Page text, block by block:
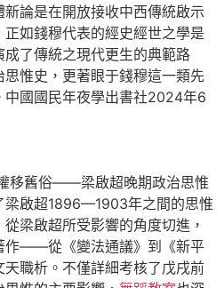
論是在開放接收中西傳統啟示
如錢穆代表的經史經世之學是
了傳統之現代更生的典範路
惟史，更著眼于錢穆這一類先
中國國民年夜學出書社2024年6
移舊俗——梁啟超晚期政治思惟
梁啟超1896—1903年之間的思惟
梁啟超所受影響的角度切進，
作——從《變法通議》到《新平
職析。不僅詳細考核了戊戌前